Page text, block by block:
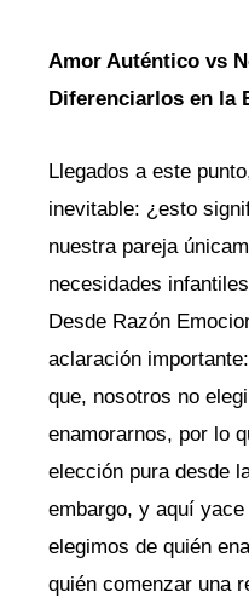
Amor Auténtico vs
Diferenciarlos en la
Llegados a este
inevitable: ¿esto
nuestra pareja
necesidades
Desde Razón
aclaración
que, nosotros no
enamorarnos, por lo
elección pura desde
embargo, y aquí
elegimos de quién
quién comenzar una